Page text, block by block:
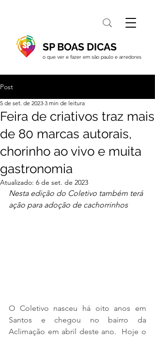
SP BOAS DICAS
o que ver e fazer em são paulo e arredores
Post
Feira de criativos traz mais
de 80 marcas autorais,
chorinho ao vivo e muita
gastronomia
5 de set. de 2023 3 min de leitura
Atualizado: 6 de set. de 2023
Nesta edição do Coletivo também terá
ação para adoção de cachorrinhos
O Coletivo nasceu há oito anos em
Santos e chegou no bairro da
Aclimação em abril deste ano.  Hoje o